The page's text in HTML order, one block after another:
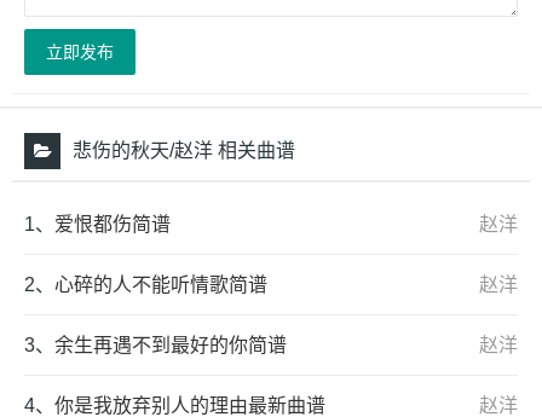
立即发布
悲伤的秋天/赵洋 相关曲谱
赵洋
1、 爱恨都伤简谱
赵洋
2、 心碎的人不能听情歌简谱
赵洋
3、 余生再遇不到最好的你简谱
赵洋
4、 你是我放弃别人的理由最新曲谱